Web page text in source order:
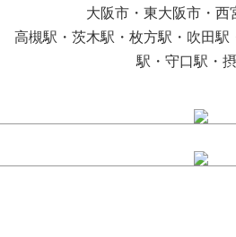
大阪市・東大阪市・西
高槻駅・茨木駅・枚方駅・吹田駅
駅・守口駅・